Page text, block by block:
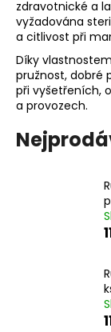
zdravotnické a
vyžadována
a citlivost při
Díky
pružnost, dobré
při vyšetřeních,
a provozech.
e
t
e
n
a
j
í